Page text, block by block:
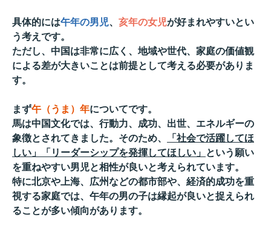
具体的には午年の男児、 亥年の女児が好まれやすいとい
う考えです。
ただし、中国は非常に広く、地域や世代、 家庭の価値観
による差が大きいことは前提として考える必要があり ま
す。
まず午（うま）年についてです。
馬は中国文化では、行動力、 成功、出世、エネルギーの
象徴とされてきました。そのため、
「社会で活躍してほ
しい」
「リーダーシップを発揮してほしい」 という願い
を重ねやすい男児と相性が良いと考えられています。
特に北京や上海、広州などの都市部や、 経済的成功を重
視する家庭では、 午年の男の子は縁起が良いと捉えられ
ることが多い傾向があります。